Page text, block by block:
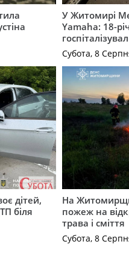
У Житомирі
Yamaha: 18-
Субота, 8
дітей,
біля
На
пожеж на
трава і сміття
Субота, 8